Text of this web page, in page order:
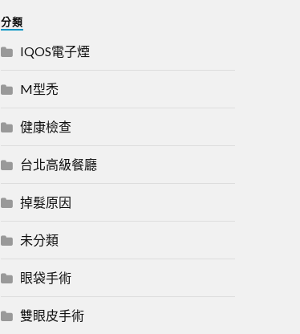
分類
IQOS電子煙
M型禿
健康檢查
台北高級餐廳
掉髮原因
未分類
眼袋手術
雙眼皮手術